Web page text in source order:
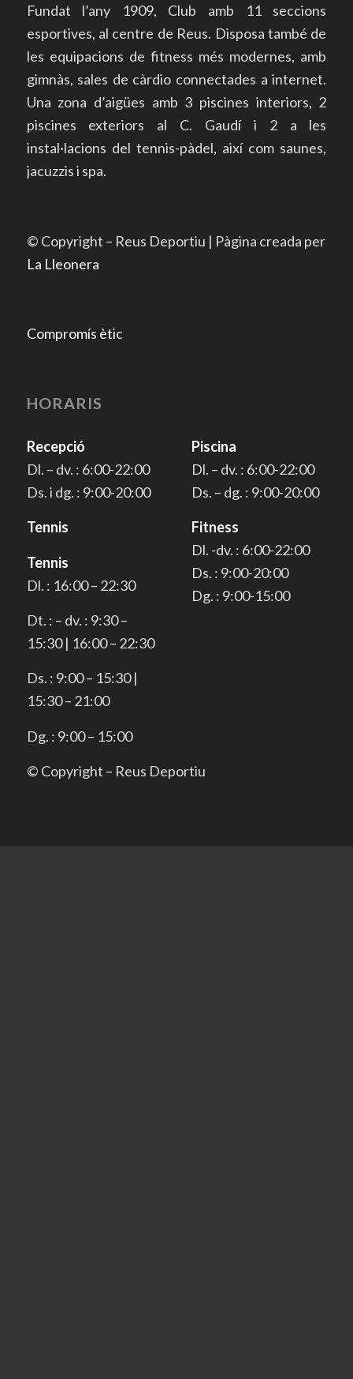
Fundat l’any 1909, Club amb 11 seccions
esportives, al centre de Reus. Disposa també de
les equipacions de fitness més modernes, amb
gimnàs, sales de càrdio connectades a internet.
Una zona d’aigües amb 3 piscines interiors, 2
piscines exteriors al C. Gaudí i 2 a les
instal·lacions del tennis-pàdel, així com saunes,
jacuzzis i spa.
© Copyright – Reus Deportiu | Pàgina creada per
La Lleonera
Compromís ètic
HORARIS
Recepció
Dl. – dv. : 6:00-22:00
Ds. i dg. : 9:00-20:00
Tennis
Tennis
Dl. : 16:00 – 22:30
Dt. : – dv. : 9:30 –
15:30 | 16:00 – 22:30
Ds. : 9:00 – 15:30 |
15:30 – 21:00
Dg. : 9:00 – 15:00
Piscina
Dl. – dv. : 6:00-22:00
Ds. – dg. : 9:00-20:00
Fitness
Dl. -dv. : 6:00-22:00
Ds. : 9:00-20:00
Dg. : 9:00-15:00
© Copyright – Reus Deportiu